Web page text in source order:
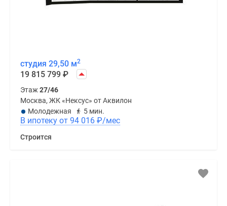
студия 29,50 м2
19 815 799 ₽
Этаж27/46
Москва, ЖК «Нексус» от Аквилон
Молодежная
5 мин.
В ипотеку от 94 016 ₽/мес
Строится